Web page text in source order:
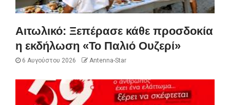
Αιτωλικό: Ξεπέρασε κάθε προσδοκία
η εκδήλωση «Το Παλιό Ουζερί»
6 Αυγούστου 2026 Antenna-Star